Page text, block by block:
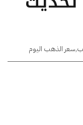
,سعر الذهب اليوم